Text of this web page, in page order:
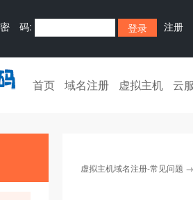
密 码: 注册
首页 域名注册 虚拟主机 云
虚拟主机域名注册-常见问题